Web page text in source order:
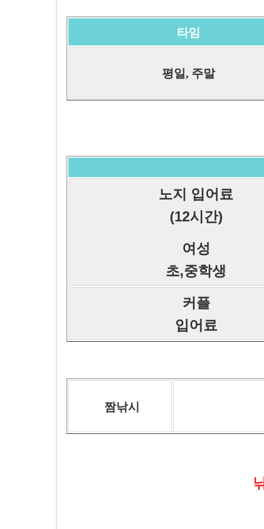
타임
평일, 주말
노지 입어료
(12시간)
여성
초,중학생
커플
입어료
짬낚시